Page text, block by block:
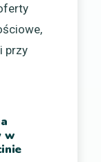
przy
w